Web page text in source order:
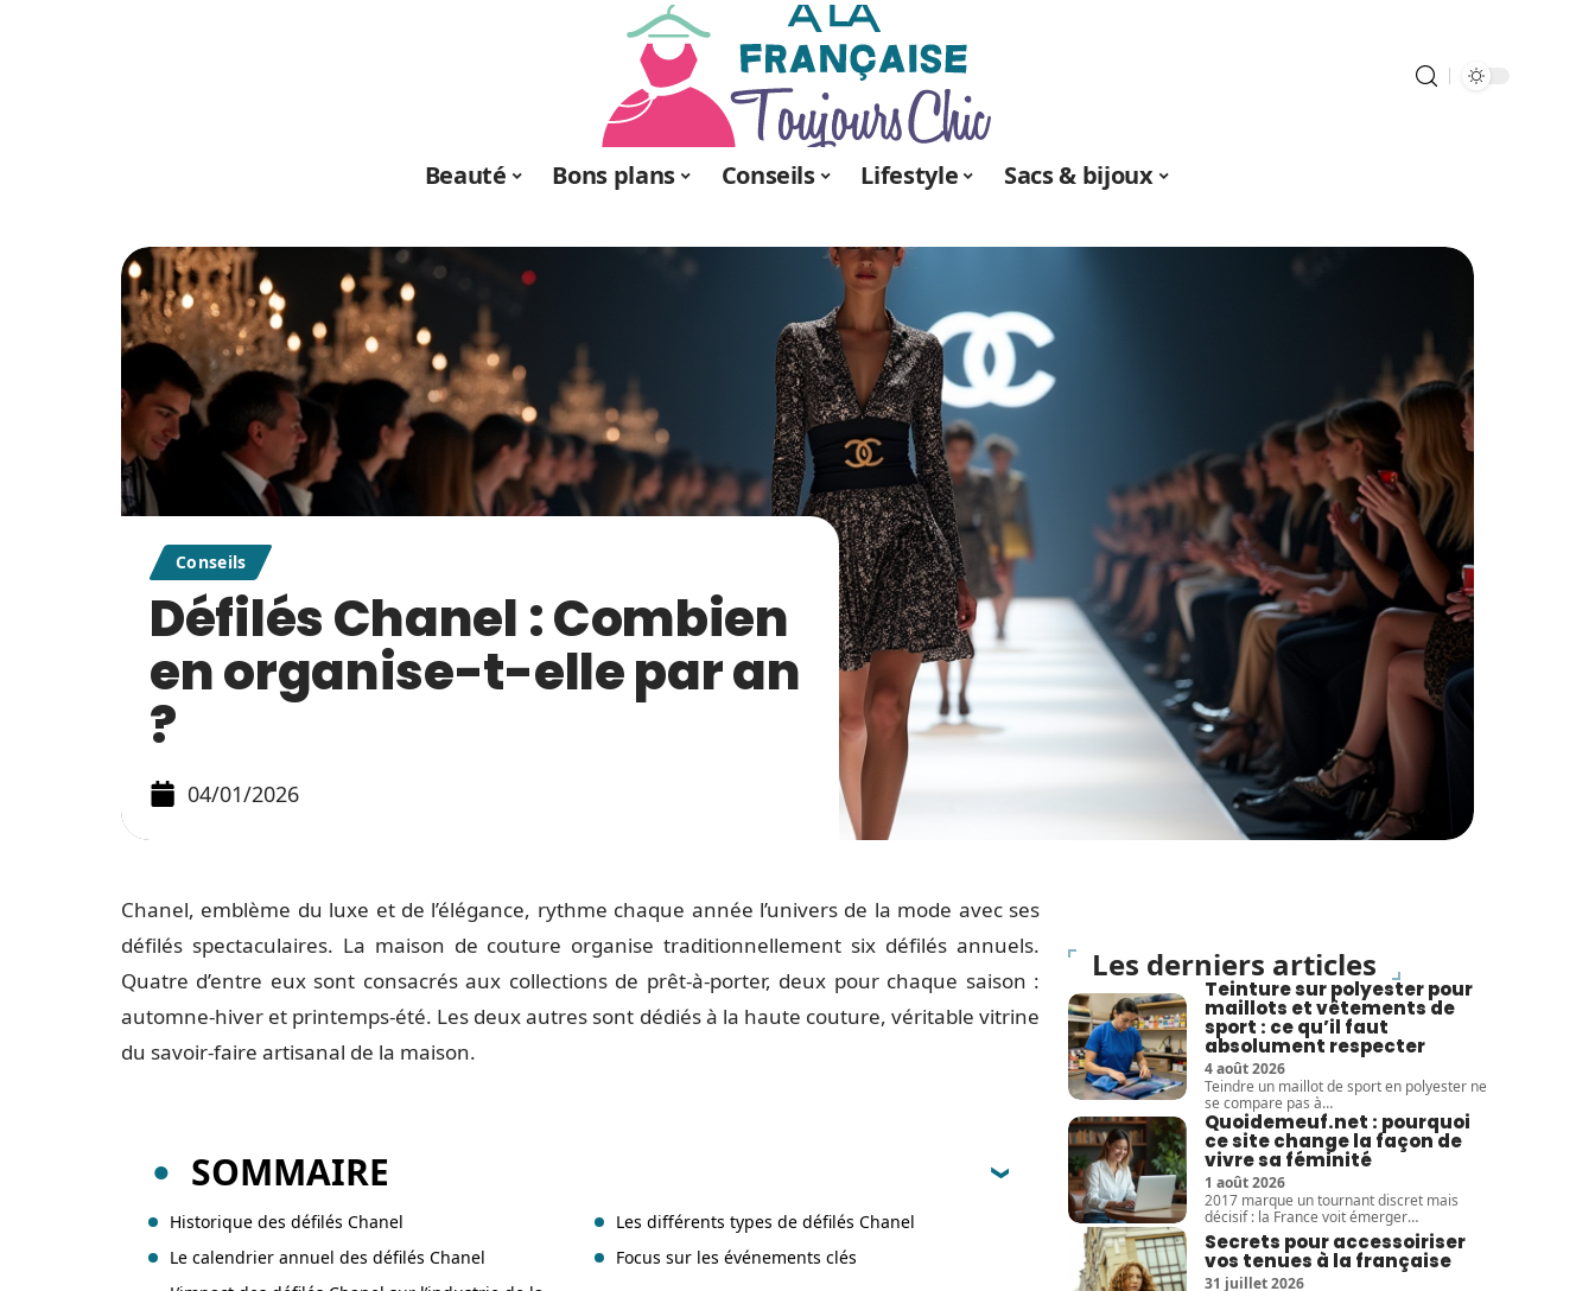
Beauté Bons plans Conseils Lifestyle Sacs & bijoux
Conseils
Défilés Chanel : Combien
en organise-t-elle par an
?
04/01/2026
Chanel, emblème du luxe et de l’élégance, rythme chaque année l’univers de la mode avec ses
défilés spectaculaires. La maison de couture organise traditionnellement six défilés annuels.
Quatre d’entre eux sont consacrés aux collections de prêt-à-porter, deux pour chaque saison :
automne-hiver et printemps-été. Les deux autres sont dédiés à la haute couture, véritable vitrine
du savoir-faire artisanal de la maison.
SOMMAIRE
Historique des défilés Chanel
Les différents types de défilés Chanel
Le calendrier annuel des défilés Chanel
Focus sur les événements clés
Les derniers articles
Teinture sur polyester pour
maillots et vêtements de
sport : ce qu’il faut
absolument respecter
4 août 2026
Teindre un maillot de sport en polyester ne
se compare pas à…
Quoidemeuf.net : pourquoi
ce site change la façon de
vivre sa féminité
1 août 2026
2017 marque un tournant discret mais
décisif : la France voit émerger…
Secrets pour accessoiriser
vos tenues à la française
31 juillet 2026